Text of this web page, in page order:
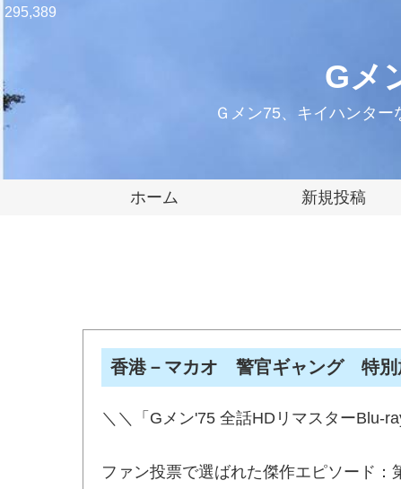
Gメ
Ｇメン75、キイハンタ
ホーム 新規投稿
295,389
香港－マカオ 警官ギャング 特別
＼＼「Gメン'75 全話HDリマスター
ファン投票で選ばれた傑作エピソード